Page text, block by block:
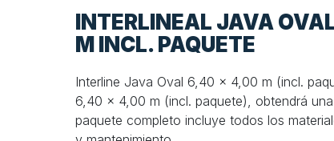
INTERLINEAL JAVA
M INCL. PAQUETE
Interline Java Oval 6,40 x 4,00 m (incl.
6,40 x 4,00 m (incl. paquete), obtendrá
paquete completo incluye todos los